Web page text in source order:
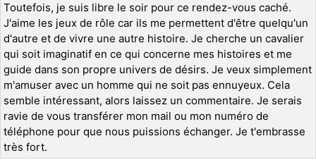
Toutefois, je suis libre le soir pour ce rendez-vous caché.
J'aime les jeux de rôle car ils me permettent d'être quelqu'un
d'autre et de vivre une autre histoire. Je cherche un cavalier
qui soit imaginatif en ce qui concerne mes histoires et me
guide dans son propre univers de désirs. Je veux simplement
m'amuser avec un homme qui ne soit pas ennuyeux. Cela
semble intéressant, alors laissez un commentaire. Je serais
ravie de vous transférer mon mail ou mon numéro de
téléphone pour que nous puissions échanger. Je t'embrasse
très fort.